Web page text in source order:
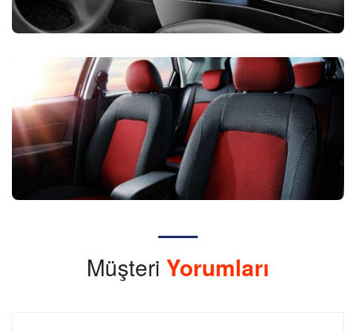
Müşteri Yorumları